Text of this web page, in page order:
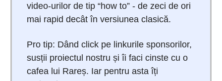
video-urilor de tip “how to” - de zeci de ori
mai rapid decât în versiunea clasică.
Pro tip: Dând click pe linkurile sponsorilor,
susții proiectul nostru și îi faci cinste cu o
cafea lui Rareș. Iar pentru asta îți